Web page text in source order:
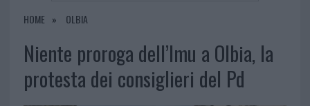
HOME OLBIA
Niente proroga dell’Imu a Olbia, la
protesta dei consiglieri del Pd